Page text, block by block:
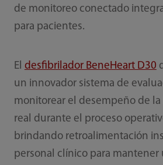
de monitoreo conectado
para pacientes.
El desfibrilador BeneHeart D30
un innovador sistema de
monitorear el desempeño de la
real durante el proceso
brindando retroalimentación
personal clínico para mantener